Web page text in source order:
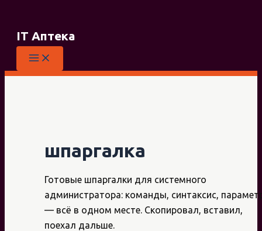
содержимому
IT Аптека
шпаргалка
Готовые шпаргалки для системного
администратора: команды, синтаксис,
— всё в одном месте. Скопировал, вставил,
поехал дальше.